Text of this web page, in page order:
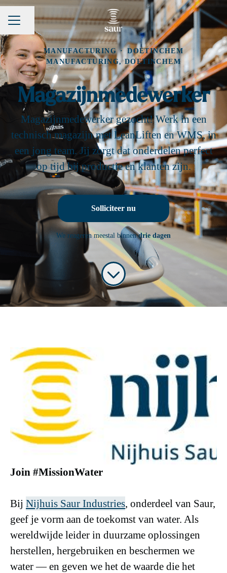
Carrièremenu
Pagina delen
MANUFACTURING · DOETINCHEM
MANUFACTURING, DOETINCHEM
Magazijnmedewerker
Magazijnmedewerker gezocht! Werk in een
technisch magazijn met LeanLiften en WMS, in
een jong team. Jij zorgt dat onderdelen perfect
op tijd bij productie en klanten zijn.
Solliciteer nu
We reageren meestal binnendrie dagen
Join #MissionWater
Bij Nijhuis Saur Industries, onderdeel van Saur,
geef je vorm aan de toekomst van water. Als
wereldwijde leider in duurzame oplossingen
herstellen, hergebruiken en beschermen we
water — en geven we het de waarde die het